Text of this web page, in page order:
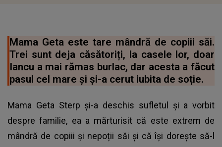
Mama Geta este tare mândră de copiii săi.
Trei sunt deja căsătoriți, la casele lor, doar
Iancu a mai rămas burlac, dar acesta a făcut
pasul cel mare și și-a cerut iubita de soție.
Mama Geta Sterp și-a deschis sufletul și a vorbit
despre familie, ea a mărturisit că este extrem de
mândră de copiii și nepoții săi și că își dorește să-l